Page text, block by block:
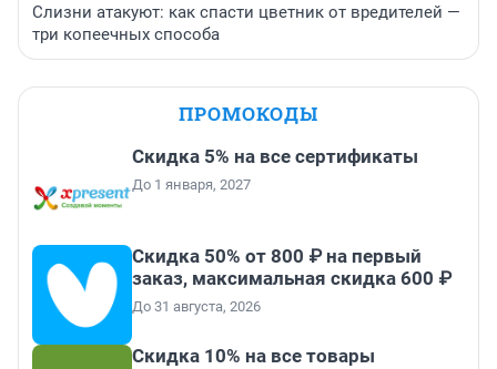
Слизни атакуют: как спасти цветник от вредителей —
три копеечных способа
ПРОМОКОДЫ
Скидка 5% на все сертификаты
До 1 января, 2027
Скидка 50% от 800 ₽ на первый
заказ, максимальная скидка 600 ₽
До 31 августа, 2026
Скидка 10% на все товары